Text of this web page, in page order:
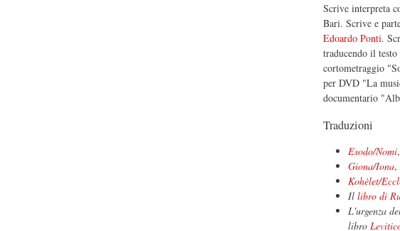
Scrive interpreta
Bari. Scrive e
Edoardo Ponti.
traducendo il
cortometraggio
per DVD "La
documentario
Traduzioni
Esodo/Nomi
Giona/Iona,
Kohèlet/
Il libro di
L'urgenza
libro